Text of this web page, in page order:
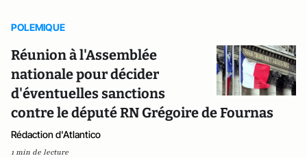
POLEMIQUE
Réunion à l'Assemblée
nationale pour décider
d'éventuelles sanctions
contre le député RN Grégoire de Fournas
Rédaction d'Atlantico
1 min de lecture